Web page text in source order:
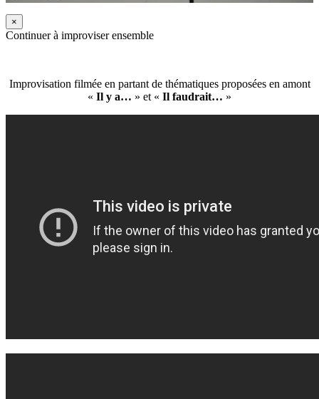
×
Continuer à improviser ensemble
Improvisation filmée en partant de thématiques proposées en amont
« Il y a… » et « Il faudrait… »